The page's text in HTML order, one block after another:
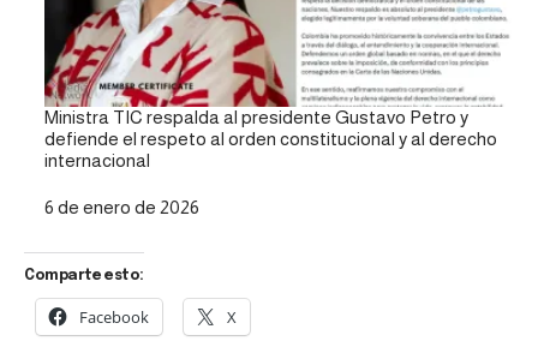
Ministra TIC respalda al presidente Gustavo Petro y
defiende el respeto al orden constitucional y al derecho
internacional
Fecha
6 de enero de 2026
Comparte esto:
Facebook X